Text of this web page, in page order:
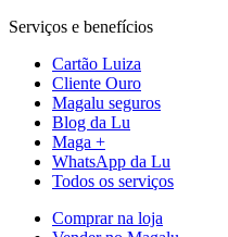
Serviços e benefícios
Cartão Luiza
Cliente Ouro
Magalu seguros
Blog da Lu
Maga +
WhatsApp da Lu
Todos os serviços
Comprar na loja